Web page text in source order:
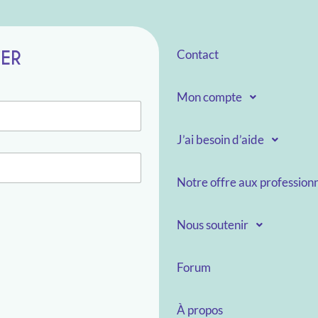
Contact
Mon compte
J’ai besoin d’aide
Notre offre aux
Nous soutenir
Forum
À propos